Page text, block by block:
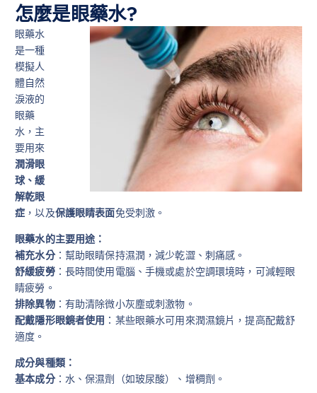
怎麼是眼藥水?
眼藥水
是一種
模擬人
體自然
淚液的
眼藥
水，主
要用來
潤滑眼
球、緩
解乾眼
症 ，以及保護眼睛表面免受刺激。
眼藥水的主要用途：
補充水分：幫助眼睛保持濕潤，減少乾澀、刺痛感。
舒緩疲勞：長時間使用電腦、手機或處於空調環境時，可減輕眼
睛疲勞。
排除異物：有助清除微小灰塵或刺激物。
配戴隱形眼鏡者使用 ：某些眼藥水可用來潤濕鏡片，提高配戴舒
適度。
成分與種類：
基本成分：水、保濕劑（如玻尿酸）、增稠劑。